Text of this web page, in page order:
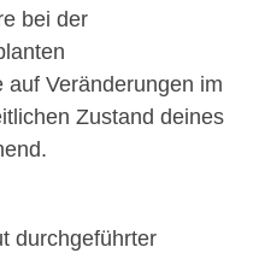
bei der
auf Veränderungen im
Zustand deines
durchgeführter